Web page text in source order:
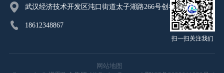
扫一扫关注我们
武汉经济技术开发区沌口街道太子湖路266号创谷科技楼
18612348867
网站地图